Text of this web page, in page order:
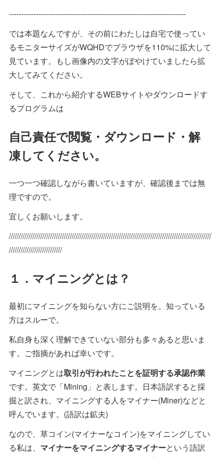
------------------------------------------------------------------------
では本題なんですが、その前にわたしは自宅で使ってい
るモニターサイズがWQHDでブラウザを110%に拡大して
見ています。もし画像内の文字がぼやけていましたら拡
大してみてください。
そして、これから紹介するWEBサイトやダウンロードす
るプログラムは
自己責任で閲覧・ダウンロード・解
凍してください。
一つ一つ確認しながら書いていますが、確認後までは無
理ですので。
宜しくお願いします。
///////////////////////////////////////////////////////////////////////////////////////////////////////
///////////////////////////
１．マイニングとは？
最初にマイニングを知らない方にご説明を。知っている
方はスルーで。
私自身も深く理解できていない部分も多々あると思いま
す。ご指摘があれば幸いです。
マイニングとは取引が行われたことを証明する承認作業
です。英文で「Mining」と表します。日本語訳すると採
掘と訳され、マイニングする人をマイナー(Miner)などと
呼んでいます。(語訳は鉱夫)
なので、草コイン(マイナーなコイン)をマイニングしてい
る私は、 マイナーをマイニングするマイナーという語訳